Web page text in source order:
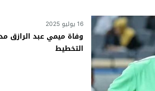
16 يوليو 2025
وفاة ميمي عبد الرازق
التخطيط